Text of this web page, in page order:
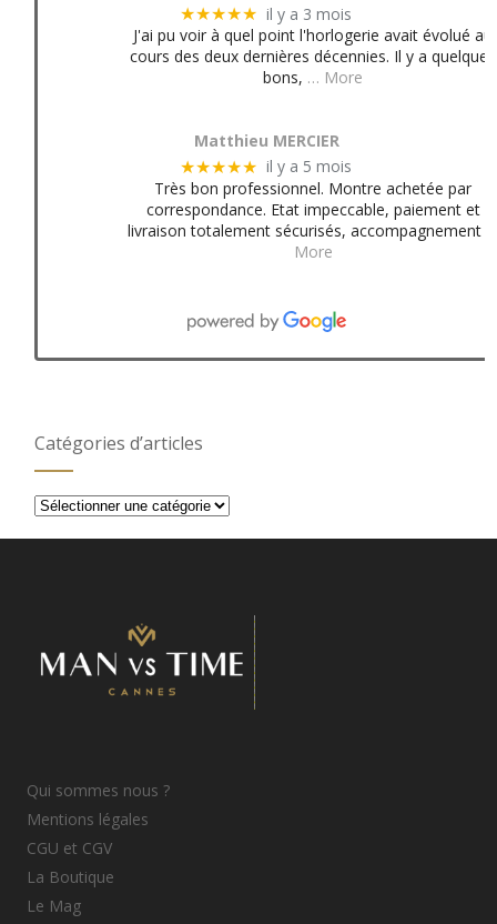
★★★★★ il y a 3 mois
J'ai pu voir à quel point l'horlogerie avait évolué au
cours des deux dernières décennies. Il y a quelques
bons, … More
Matthieu MERCIER
★★★★★ il y a 5 mois
Très bon professionnel. Montre achetée par
correspondance. Etat impeccable, paiement et
livraison totalement sécurisés, accompagnement
More
Catégories d’articles
Catégories
Qui sommes nous ?
Mentions légales
CGU et CGV
La Boutique
Le Mag